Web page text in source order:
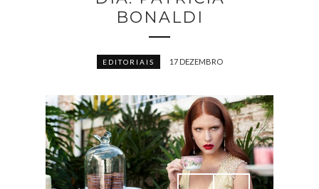
BONALDI
EDITORIAIS 17 DEZEMBRO